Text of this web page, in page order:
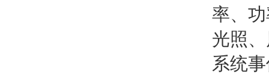
率、
光照
系统